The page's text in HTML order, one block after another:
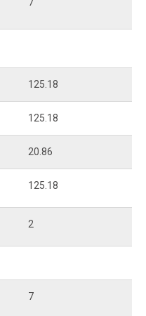
7
125.18
125.18
20.86
125.18
2
7